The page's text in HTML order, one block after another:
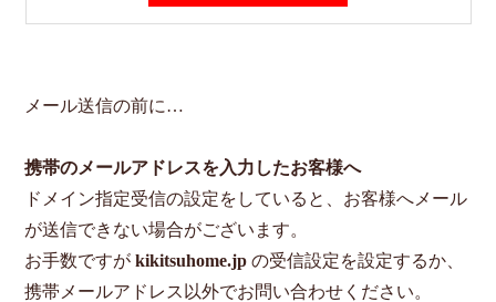
メール送信の前に…
携帯のメールアドレスを入力したお客様へ
ドメイン指定受信の設定をしていると、お客様へメール
が送信できない場合がございます。
お手数ですがkikitsuhome.jp の受信設定を設定するか、
携帯メールアドレス以外でお問い合わせください。